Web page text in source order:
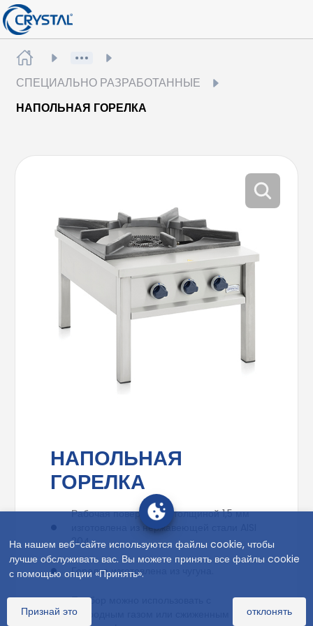
На нашем веб-сайте используются файлы cookie, чтобы
лучше обслуживать вас. Вы можете принять все файлы cookie
с помощью опции «Принять».
Признай это отклонять
СПЕЦИАЛЬНО РАЗРАБОТАННЫЕ
НАПОЛЬНАЯ ГОРЕЛКА
НАПОЛЬНАЯ
ГОРЕЛКА
Рабочая поверхность толщиной 1,5 мм
изготовлена из нержавеющей стали AISI
304
Горелка изготовлена из чугуна.
Прибор можно использовать с
природным газом или сжиженным газом.